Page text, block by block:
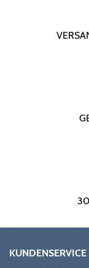
KUNDENSERVICE